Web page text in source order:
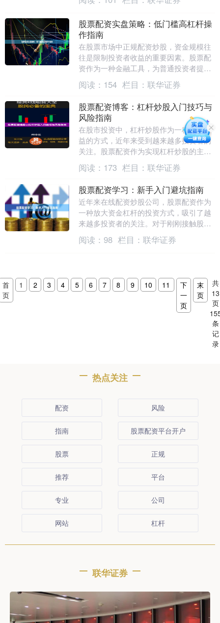
投资者最关心的问题....
股票配资实盘策略：低门槛高杠杆操
作指南
在股票市场中正规配资炒股，资金规模往
往是限制投资者收益的重要因素。股票配
资作为一种金融工具，为普通投资者提供
了以较低门槛撬动更高资金量的机会。本
文将深入解析股票....
阅读： 154 栏目： 联华证券
股票配资博客：杠杆炒股入门技巧与
风险指南
在股市投资中，杠杆炒股作为一种放大收
益的方式，近年来受到越来越多投资者的
关注。股票配资作为实现杠杆炒股的主要
途径之一，让投资者能够以较少的自有资
金撬动更大规模的....
阅读： 173 栏目： 联华证券
股票配资学习：新手入门避坑指南
近年来在线配资炒股公司，股票配资作为
一种放大资金杠杆的投资方式，吸引了越
来越多投资者的关注。对于刚刚接触股票
配资的新手来说，在进入这个领域之前，
了解基本的规则和....
阅读： 98 栏目： 联华证券
首
页
1 2 3 4 5 6 7 8 9 10 11
下
一
页
末
页
共
13
页
条
记
录
热点关注
配资 风险
指南 股票配资平台开户
股票 正规
推荐 平台
专业 公司
网站 杠杆
联华证券